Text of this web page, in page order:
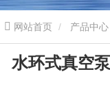
网站首页 产品中心
水环式真空泵